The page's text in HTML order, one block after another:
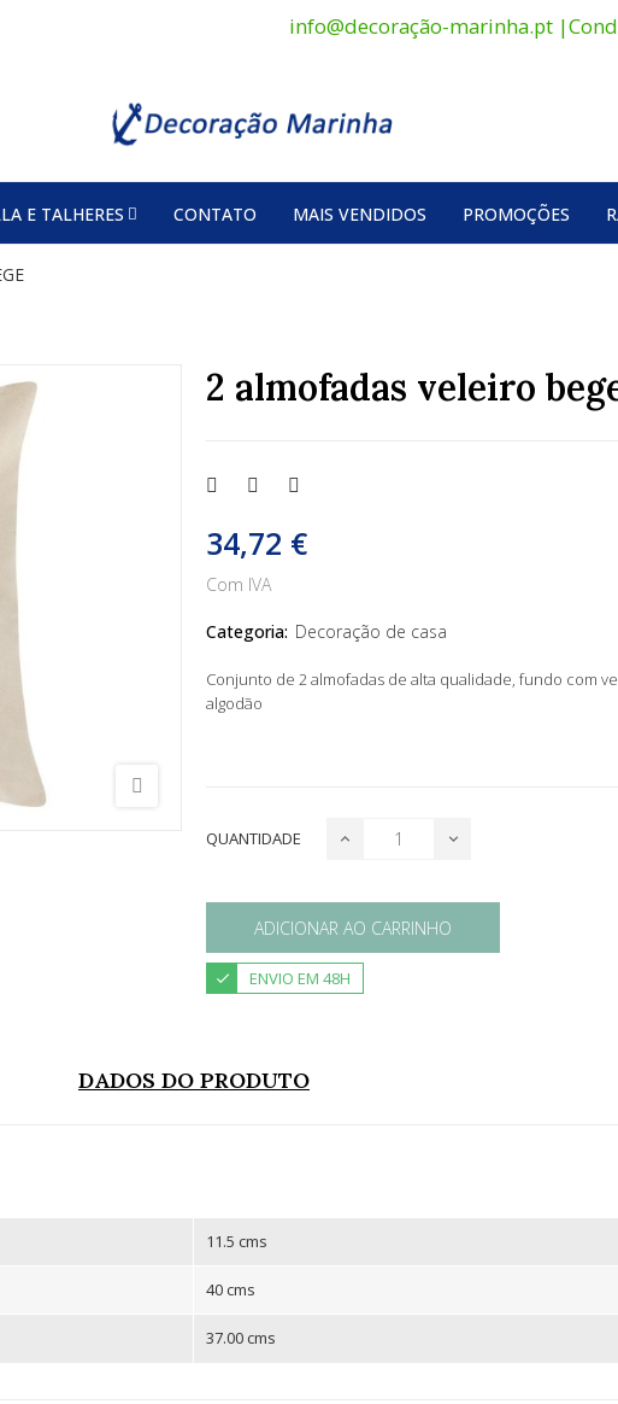
info@decoração-marinha.pt |
E TALHERES CONTATO MAIS VENDIDOS PROMOÇÕES
2 almofadas veleiro
34,72 €
Com IVA
Categoria: Decoração de casa
Conjunto de 2 almofadas de alta qualidade, fundo com
algodão
QUANTIDADE
ADICIONAR AO CARRINHO
ENVIO EM 48H
DADOS DO PRODUTO
11.5 cms
40 cms
37.00 cms